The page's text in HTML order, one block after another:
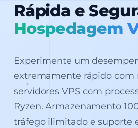
Rápida e
Hospedagem
Experimente um
extremamente rápido com
servidores VPS com
Ryzen. Armazenamento
tráfego ilimitado e suporte